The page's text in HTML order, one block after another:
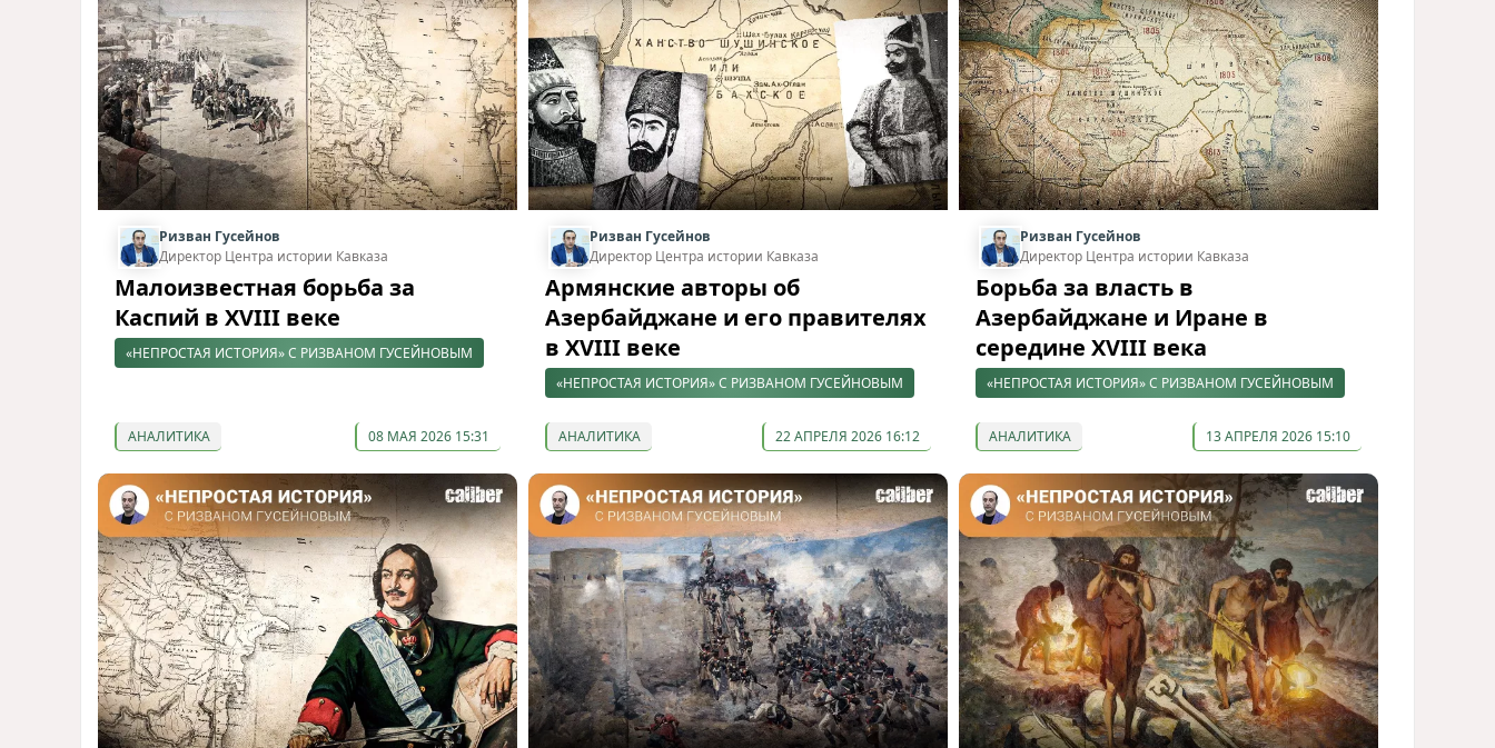
Ризван Гусейнов
Директор Центра истории Кавказа
Малоизвестная борьба за
Каспий в XVIII веке
«НЕПРОСТАЯ ИСТОРИЯ» С РИЗВАНОМ ГУСЕЙНОВЫМ
АНАЛИТИКА 08 МАЯ 2026 15:31
Ризван Гусейнов
Директор Центра истории Кавказа
Армянские авторы об
Азербайджане и его правителях
в XVIII веке
«НЕПРОСТАЯ ИСТОРИЯ» С РИЗВАНОМ ГУСЕЙНОВЫМ
АНАЛИТИКА 22 АПРЕЛЯ 2026 16:12
Ризван Гусейнов
Директор Центра истории Кавказа
Борьба за власть в
Азербайджане и Иране в
середине XVIII века
«НЕПРОСТАЯ ИСТОРИЯ» С РИЗВАНОМ ГУСЕЙНОВЫМ
АНАЛИТИКА 13 АПРЕЛЯ 2026 15:10